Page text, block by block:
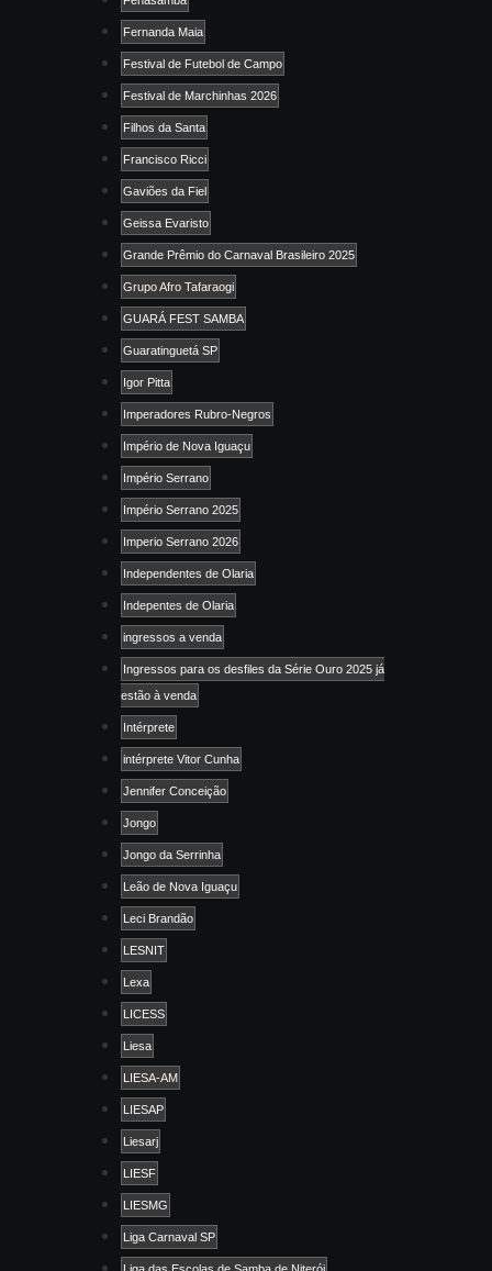
Fernanda Maia
Festival de Futebol de Campo
Festival de Marchinhas 2026
Filhos da Santa
Francisco Ricci
Gaviões da Fiel
Geissa Evaristo
Grande Prêmio do Carnaval Brasileiro 2025
Grupo Afro Tafaraogi
GUARÁ FEST SAMBA
Guaratinguetá SP
Igor Pitta
Imperadores Rubro-Negros
Império de Nova Iguaçu
Império Serrano
Império Serrano 2025
Imperio Serrano 2026
Independentes de Olaria
Indepentes de Olaria
ingressos a venda
Ingressos para os desfiles da Série Ouro 2025 já
estão à venda
Intérprete
intérprete Vitor Cunha
Jennifer Conceição
Jongo
Jongo da Serrinha
Leão de Nova Iguaçu
Leci Brandão
LESNIT
Lexa
LICESS
Liesa
LIESA-AM
LIESAP
Liesarj
LIESF
LIESMG
Liga Carnaval SP
Liga das Escolas de Samba de Niterói